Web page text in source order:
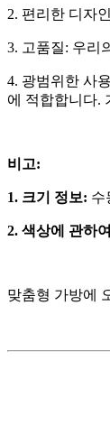
2. 편리한 디자
3. 고품질: 우리
4. 광범위한 사
에 적합합니다.
비고:
1. 크기 정보: 수
2. 색상에 관하
맞춤형 가방에